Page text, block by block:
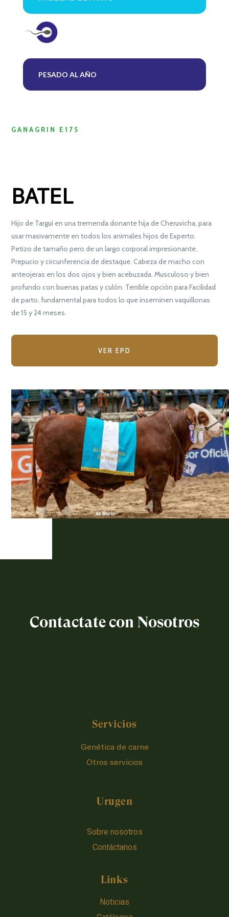
PESADO AL AÑO
GANAGRIN E175
BATEL
Hijo de Targuí en una tremenda donante hija de Cheruvicha, para
usar masivamente en todos los animales hijos de Experto.
Petizo de tamaño pero de un largo corporal impresionante.
Prepucio y circunferencia de destaque. Cabeza de macho con
anteojeras en los dos ojos y bien acebuzada. Musculoso y bien
profundo con buenas patas y culón. Terrible opción para Facilidad
de parto, fundamental para todos lo que inseminen vaquillonas
de 15 y 24 meses.
VER EPD
Contactate con Nosotros
Servicios
Genética de carne
Otros servicios
Urugen
Sobre nosotros
Contáctanos
Links
Noticias